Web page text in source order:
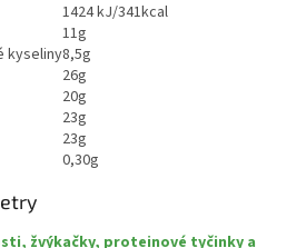
1424 kJ/341kcal
11g
kyseliny8,5g
26g
20g
23g
23g
0,30g
žvýkačky, proteinové tyčinky a